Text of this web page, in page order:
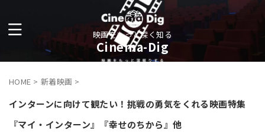
映画をもっと深く知る
Cinema-Dig
HOME > 新着映画 >
インターンに向けて観たい！挑戦の勇気をくれる映画特集
『マイ・インターン』『幸せのちから』他